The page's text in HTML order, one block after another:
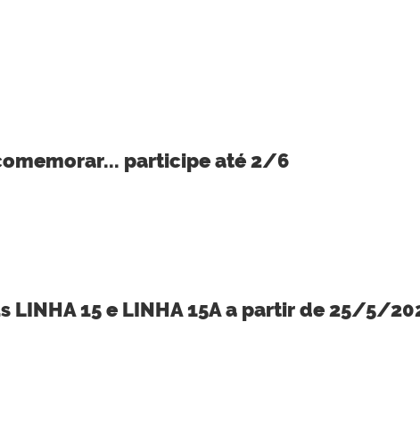
participe até 2/6
15 e LINHA 15A a partir de 25/5/